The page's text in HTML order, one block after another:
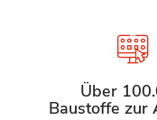
Über
Baustoffe zur